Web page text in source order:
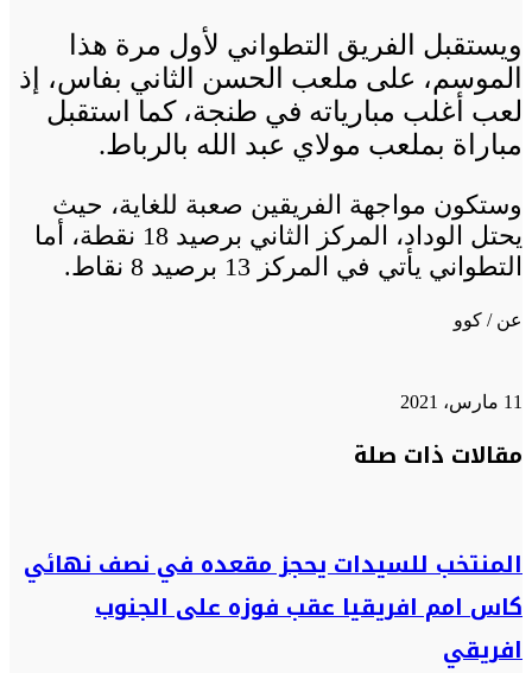
ويستقبل الفريق التطواني لأول مرة هذا
الموسم، على ملعب الحسن الثاني بفاس، إذ
لعب أغلب مبارياته في طنجة، كما استقبل
مباراة بملعب مولاي عبد الله بالرباط.
وستكون مواجهة الفريقين صعبة للغاية، حيث
يحتل الوداد، المركز الثاني برصيد 18 نقطة، أما
التطواني يأتي في المركز 13 برصيد 8 نقاط.
عن / كوو
11 مارس، 2021
عبر
البريد
مقالات ذات صلة
المنتخب للسيدات يحجز مقعده في نصف نهائي
كاس امم افريقيا عقب فوزه على الجنوب
افريقي